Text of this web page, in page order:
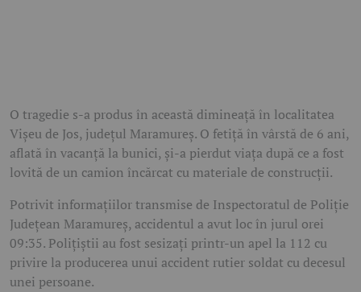
O tragedie s-a produs în această dimineață în localitatea
Vișeu de Jos, județul Maramureș. O fetiță în vârstă de 6 ani,
aflată în vacanță la bunici, și-a pierdut viața după ce a fost
lovită de un camion încărcat cu materiale de construcții.
Potrivit informațiilor transmise de Inspectoratul de Poliție
Județean Maramureș, accidentul a avut loc în jurul orei
09:35. Polițiștii au fost sesizați printr-un apel la 112 cu
privire la producerea unui accident rutier soldat cu decesul
unei persoane.